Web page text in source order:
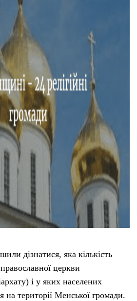
дізнатися, яка кількість
церкви
і у яких населених
на території Менської громади.